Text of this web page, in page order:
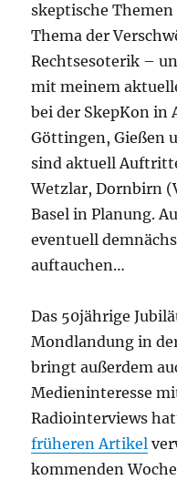
skeptische
Thema der
Rechtsesoterik –
mit meinem
bei der SkepKon in
Göttingen, Gießen
sind aktuell
Wetzlar, Dornbirn
Basel in Planung.
eventuell
auftauchen…
Das 50jährige
Mondlandung in
bringt außerdem
Medieninteresse
Radiointerviews
früheren Artikel
kommenden